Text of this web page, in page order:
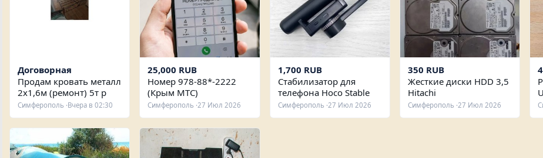
Договорная
Продам кровать металл
2х1,6м (ремонт) 5т р
Симферополь ·Вчера в 02:30
25,000 RUB
Номер 978-88*-2222
(Крым МТС)
Симферополь ·27 Июл 2026
1,700 RUB
Стабилизатор для
телефона Hoco Stable
Shooting K14
Симферополь ·27 Июл 2026
350 RUB
Жесткие диски HDD 3,5
Hitachi
Симферополь ·27 Июл 2026